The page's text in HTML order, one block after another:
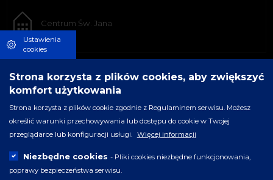
Centrum Św. Jana
Ustawienia
cookies
Strona korzysta z plików cookies, aby zwiększyć
komfort użytkowania
Strona korzysta z plików cookie zgodnie z Regulaminem serwisu. Możesz
określić warunki przechowywania lub dostępu do cookie w Twojej
przeglądarce lub konfiguracji usługi.
Więcej informacji
Niezbędne cookies - Pliki cookies niezbędne funkcjonowania,
poprawy bezpieczeństwa serwisu.